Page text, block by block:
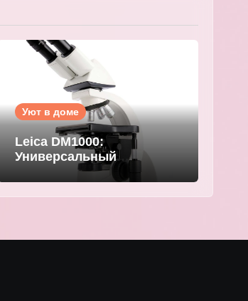
Уют в доме
Leica DM1000:
Универсальный
компактный микроскоп
для современных
лабораторий